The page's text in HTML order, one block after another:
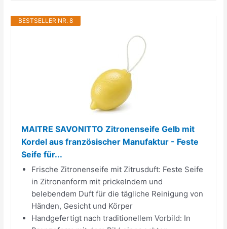
BESTSELLER NR. 8
MAITRE SAVONITTO Zitronenseife Gelb mit
Kordel aus französischer Manufaktur - Feste
Seife für...
Frische Zitronenseife mit Zitrusduft: Feste Seife
in Zitronenform mit prickelndem und
belebendem Duft für die tägliche Reinigung von
Händen, Gesicht und Körper
Handgefertigt nach traditionellem Vorbild: In